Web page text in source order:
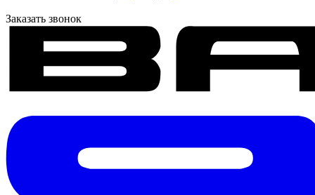
Заказать звонок